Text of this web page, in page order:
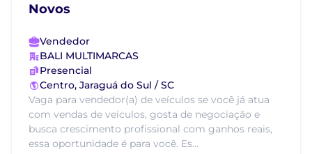
Novos
Vendedor
BALI MULTIMARCAS
Presencial
Centro, Jaraguá do Sul / SC
Vaga para vendedor(a) de veículos se você já atua
com vendas de veículos, gosta de negociação e
busca crescimento profissional com ganhos reais,
essa oportunidade é para você. Es...